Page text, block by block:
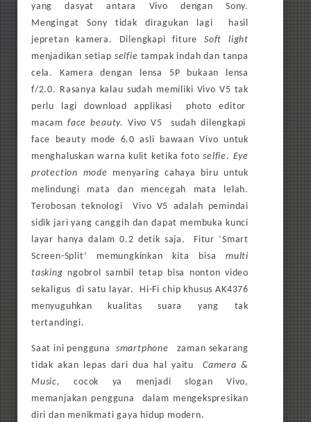
yang dasyat antara Vivo dengan Sony.
Mengingat Sony tidak diragukan lagi hasil
jepretan kamera. Dilengkapi fiture Soft light
menjadikan setiap selfie tampak indah dan tanpa
cela. Kamera dengan lensa 5P bukaan lensa
f/2.0. Rasanya kalau sudah memiliki Vivo V5 tak
perlu lagi download applikasi photo editor
macamface beauty.Vivo V5 sudah dilengkapi
face beauty mode 6.0 asli bawaan Vivo untuk
menghaluskan warna kulit ketika fotoselfie. Eye
protection mode menyaring cahaya biru untuk
melindungi mata dan mencegah mata lelah.
Terobosan teknologi Vivo V5 adalah pemindai
sidik jari yang canggih dan dapat membuka kunci
layar hanya dalam 0.2 detik saja. Fitur ‘Smart
Screen-Split’ memungkinkan kita bisa multi
tasking ngobrol sambil tetap bisa nonton video
sekaligus di satu layar. Hi-Fi chip khusus AK4376
menyuguhkan kualitas suara yang tak
tertandingi.
Saat ini pengguna smartphone zaman sekarang
tidak akan lepas dari dua hal yaitu Camera &
Music,cocok ya menjadi slogan Vivo,
memanjakan pengguna dalam mengekspresikan
diri dan menikmati gaya hidup modern.